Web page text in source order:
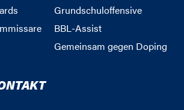
Grundschuloffensive
BBL-Assist
Gemeinsam gegen Doping